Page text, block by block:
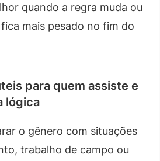
quando a regra muda ou
mais pesado no fim do
para quem assiste e
lógica
o gênero com situações
trabalho de campo ou